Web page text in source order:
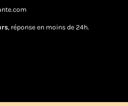
, réponse en moins de 24h.